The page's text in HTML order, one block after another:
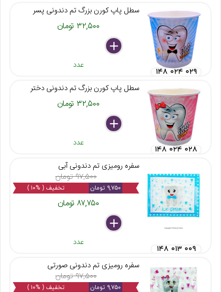
سطل پاپ کورن بزرگ تم دندونی پسر
۳۲,۵۰۰ تومان
delete
remove
add
عدد
۱۴۸ ۰۲۴ ۰۲۹
سطل پاپ کورن بزرگ تم دندونی دختر
۳۲,۵۰۰ تومان
delete
remove
add
عدد
۱۴۸ ۰۲۴ ۰۲۸
سفره رومیزی تم دندونی آبی
۹۷,۵۰۰ تومان
۹,۷۵۰ تومان تخفیف ( %۱۰ )
۸۷,۷۵۰ تومان
delete
remove
add
عدد
۱۴۸ ۰۱۳ ۰۰۹
سفره رومیزی تم دندونی صورتی
۹۷,۵۰۰ تومان
۹,۷۵۰ تومان تخفیف ( %۱۰ )